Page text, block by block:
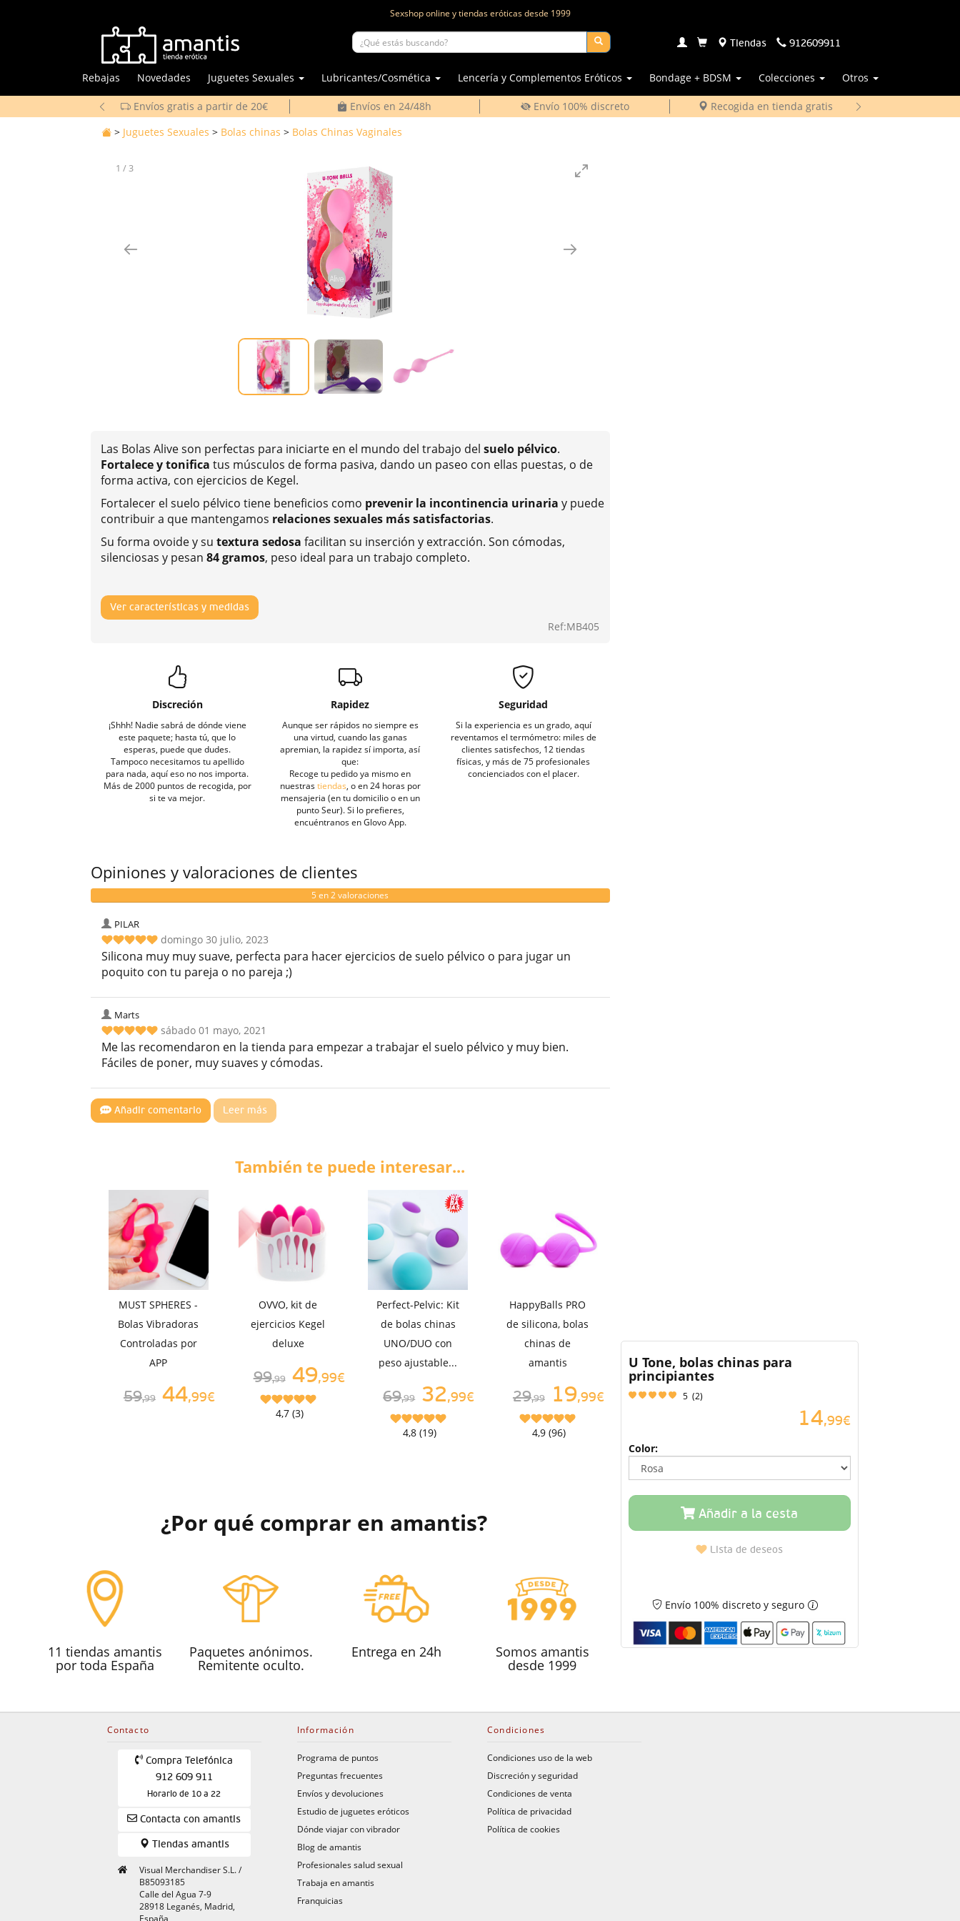
Sexshop online y tiendas eróticas desde 1999
Tiendas 912609911
Rebajas Novedades Juguetes Sexuales Lubricantes/Cosmética Lencería y Complementos Eróticos Bondage + BDSM Colecciones Otros
Envíos gratis a partir de 20€ Envíos en 24/48h Envío 100% discreto
Recogida en tienda gratis
> Juguetes Sexuales > Bolas chinas > Bolas Chinas Vaginales
1 /3
Las Bolas Alive son perfectas para iniciarte en el mundo del trabajo del suelo pélvico.
Fortalece y tonifica tus músculos de forma pasiva, dando un paseo con ellas puestas, o de
forma activa, con ejercicios de Kegel.
Fortalecer el suelo pélvico tiene beneficios como prevenir la incontinencia urinaria y puede
contribuir a que mantengamos relaciones sexuales más satisfactorias.
Su forma ovoide y su textura sedosa facilitan su inserción y extracción. Son cómodas,
silenciosas y pesan 84 gramos, peso ideal para un trabajo completo.
Ver características y medidas
Ref:MB405
Discreción
¡Shhh! Nadie sabrá de dónde viene
este paquete; hasta tú, que lo
esperas, puede que dudes.
Tampoco necesitamos tu apellido
para nada, aquí eso no nos importa.
Más de 2000 puntos de recogida, por
si te va mejor.
Rapidez
Aunque ser rápidos no siempre es
una virtud, cuando las ganas
apremian, la rapidez sí importa, así
que:
Recoge tu pedido ya mismo en
nuestrastiendas , o en 24 horas por
mensajeria (en tu domicilio o en un
punto Seur). Si lo prefieres,
encuéntranos en Glovo App.
Seguridad
Si la experiencia es un grado, aquí
reventamos el termómetro: miles de
clientes satisfechos, 12 tiendas
físicas, y más de 75 profesionales
concienciados con el placer.
Opiniones y valoraciones de clientes
5 en 2 valoraciones
PILAR
domingo 30 julio, 2023
Silicona muy muy suave, perfecta para hacer ejercicios de suelo pélvico o para jugar un
poquito con tu pareja o no pareja ;)
Marts
sábado 01 mayo, 2021
Me las recomendaron en la tienda para empezar a trabajar el suelo pélvico y muy bien.
Fáciles de poner, muy suaves y cómodas.
Añadir comentario Leer más
También te puede interesar...
MUST SPHERES -
Bolas Vibradoras
Controladas por
APP
59,99 44,99€
OVVO, kit de
ejercicios Kegel
deluxe
99,99 49,99€
4,7 (3)
Perfect-Pelvic: Kit
de bolas chinas
UNO/DUO con
peso ajustable...
69,99 32,99€
4,8 (19)
HappyBalls PRO
de silicona, bolas
chinas de
amantis
29,99 19,99€
4,9 (96)
U Tone, bolas chinas para
principiantes
5(2)
14,99€
Color:
Añadir a la cesta
Lista de deseos
Envío 100% discreto y seguro
¿Por qué comprar en amantis?
11 tiendas amantis
por toda España
Paquetes anónimos.
Remitente oculto.
Entrega en 24h Somos amantis
desde 1999
Contacto
Compra Telefónica
912 609 911
Horario de 10 a 22
Contacta con amantis
Tiendas amantis
Visual Merchandiser S.L. /
B85093185
Calle del Agua 7-9
28918 Leganés, Madrid,
España
Información
Programa de puntos
Preguntas frecuentes
Envíos y devoluciones
Estudio de juguetes eróticos
Dónde viajar con vibrador
Blog de amantis
Profesionales salud sexual
Trabaja en amantis
Franquicias
Condiciones
Condiciones uso de la web
Discreción y seguridad
Condiciones de venta
Política de privacidad
Política de cookies